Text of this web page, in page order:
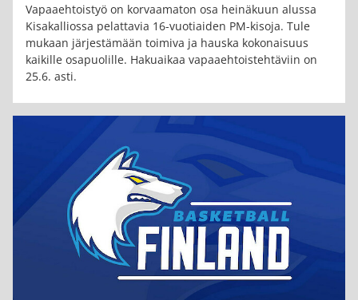
Vapaaehtoistyö on korvaamaton osa heinäkuun alussa
Kisakalliossa pelattavia 16-vuotiaiden PM-kisoja. Tule
mukaan järjestämään toimiva ja hauska kokonaisuus
kaikille osapuolille. Hakuaikaa vapaaehtoistehtäviin on
25.6. asti.